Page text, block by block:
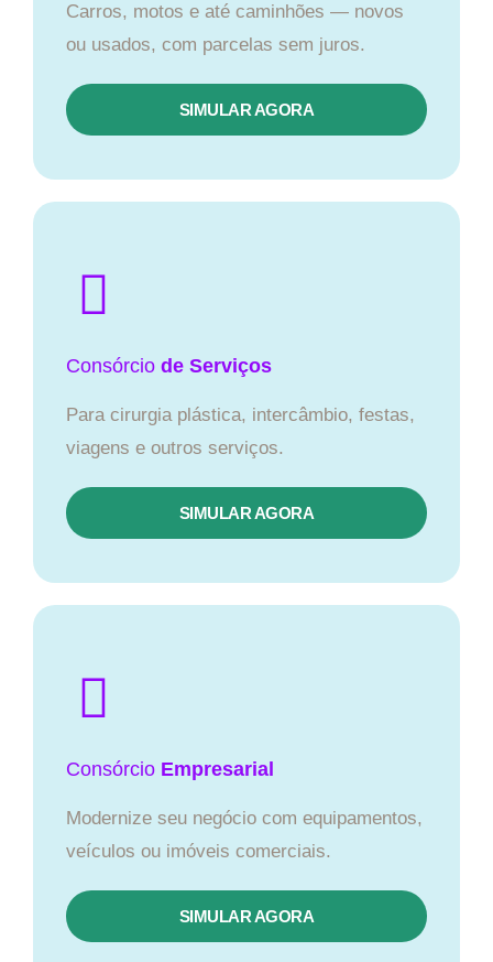
Carros, motos e até caminhões — novos
ou usados, com parcelas sem juros.
SIMULAR AGORA
Consórcio de Serviços
Para cirurgia plástica, intercâmbio, festas,
viagens e outros serviços.
SIMULAR AGORA
Consórcio Empresarial
Modernize seu negócio com equipamentos,
veículos ou imóveis comerciais.
SIMULAR AGORA